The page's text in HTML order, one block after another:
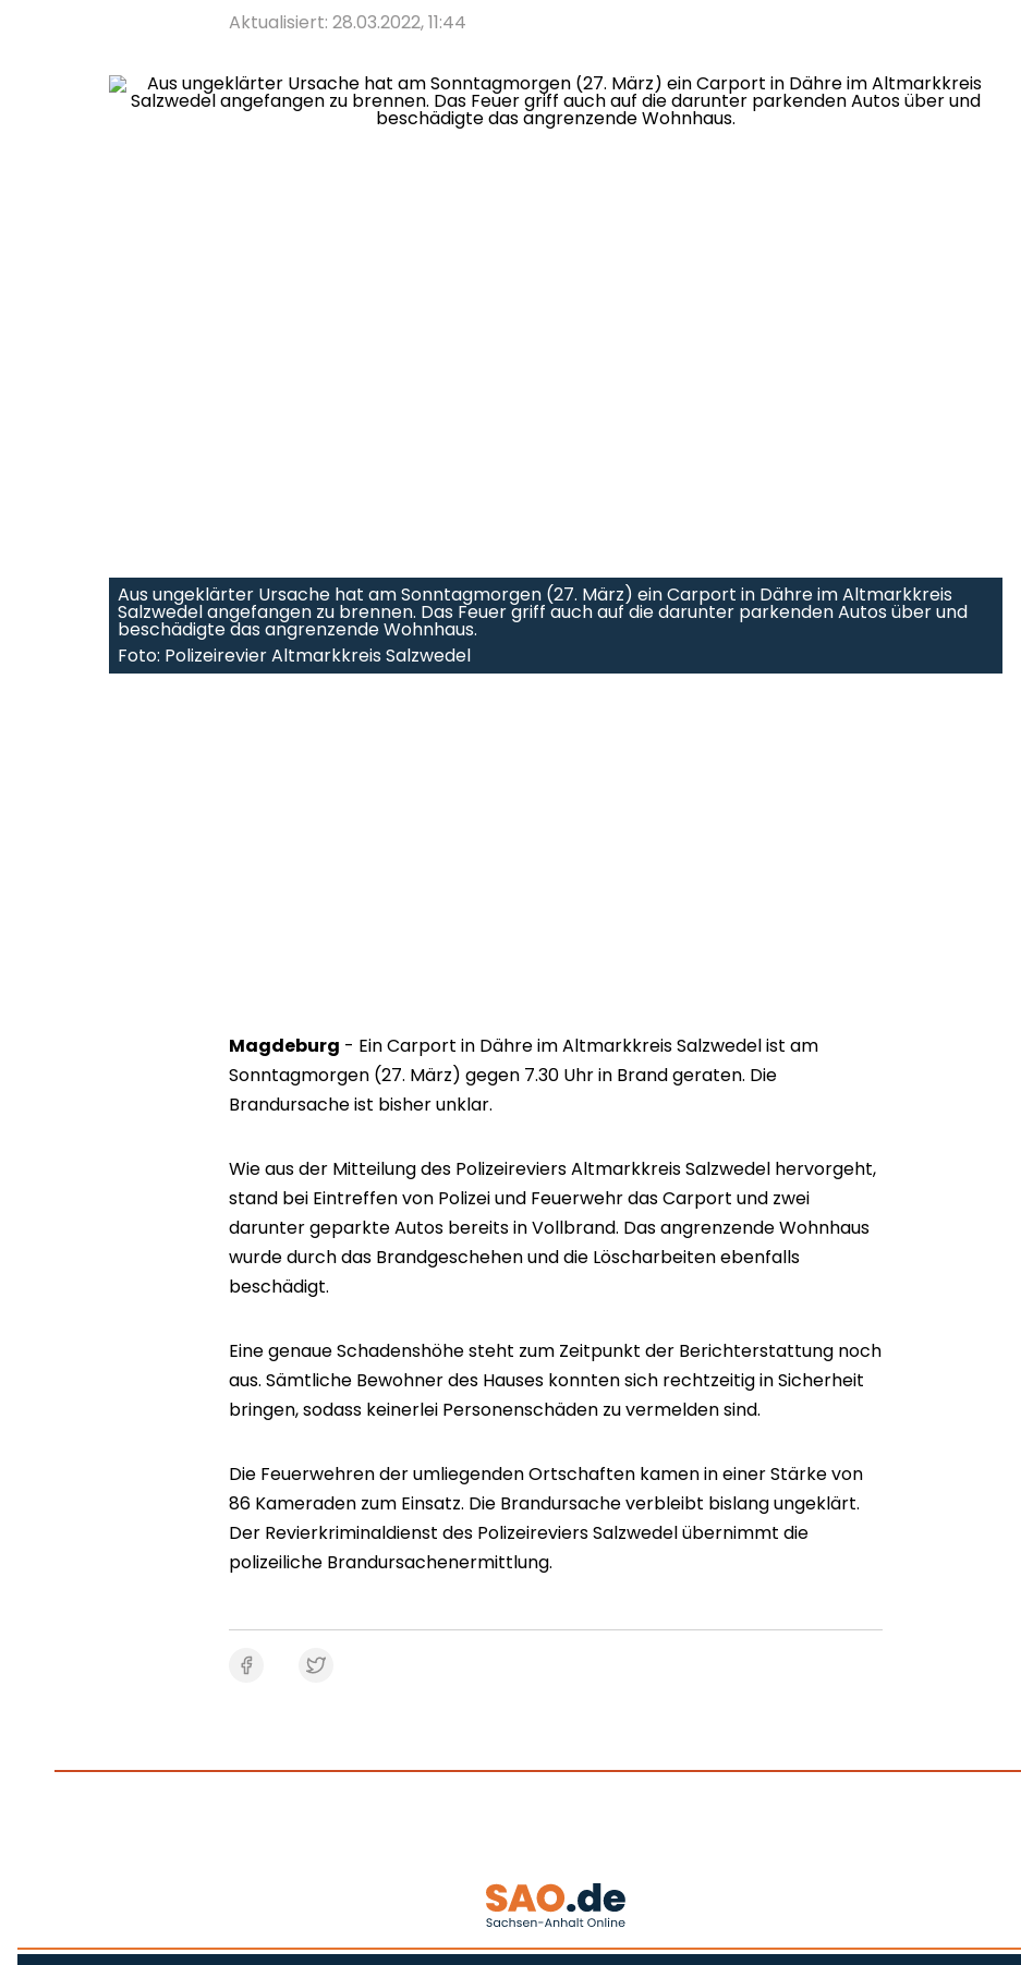
Aktualisiert: 28.03.2022, 11:44
Aus ungeklärter Ursache hat am Sonntagmorgen (27. März) ein Carport in Dähre im Altmarkkreis
Salzwedel angefangen zu brennen. Das Feuer griff auch auf die darunter parkenden Autos über und
beschädigte das angrenzende Wohnhaus.
Foto: Polizeirevier Altmarkkreis Salzwedel
Magdeburg - Ein Carport in Dähre im Altmarkkreis Salzwedel ist am
Sonntagmorgen (27. März) gegen 7.30 Uhr in Brand geraten. Die
Brandursache ist bisher unklar.
Wie aus der Mitteilung des Polizeireviers Altmarkkreis Salzwedel hervorgeht,
stand bei Eintreffen von Polizei und Feuerwehr das Carport und zwei
darunter geparkte Autos bereits in Vollbrand. Das angrenzende Wohnhaus
wurde durch das Brandgeschehen und die Löscharbeiten ebenfalls
beschädigt.
Eine genaue Schadenshöhe steht zum Zeitpunkt der Berichterstattung noch
aus. Sämtliche Bewohner des Hauses konnten sich rechtzeitig in Sicherheit
bringen, sodass keinerlei Personenschäden zu vermelden sind.
Die Feuerwehren der umliegenden Ortschaften kamen in einer Stärke von
86 Kameraden zum Einsatz. Die Brandursache verbleibt bislang ungeklärt.
Der Revierkriminaldienst des Polizeireviers Salzwedel übernimmt die
polizeiliche Brandursachenermittlung.